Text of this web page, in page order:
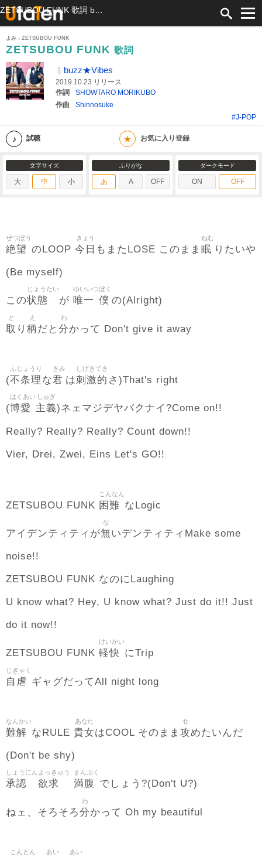
よみ：ZETSUBOU FUNK
ZETSUBOU FUNK 歌詞
buzz★Vibes
2019.10.23 リリース
作詞
SHOWTARO MORIKUBO
作曲
Shinnosuke
#J-POP
試聴 ★ お気に入り登録
文字サイズ
大 中 小
ふりがな
あ A OFF
ダークモード
ON OFF
絶望
ぜつぼう
のLOOP 今日
きょう
もまたLOSE このまま 眠
ねむ
りたいや
(Be myself)
この状態
じょうたい
が 唯一
ゆいいつ
僕
ぼく
の(Alright)
取
と
り 柄
え
だと 分
わ
かって Don't give it away
(不条理
ふじょうり
な君
きみ
は刺激的
しげきてき
さ)That's right
(博愛
はくあい
主義
しゅぎ
)ネェマジデヤバクナイ?Come on!!
Really? Really? Really? Count down!!
Vier, Drei, Zwei, Eins Let's GO!!
ZETSUBOU FUNK 困難
こんなん
なLogic
アイデンティティが無
な
いデンティティMake some
noise!!
ZETSUBOU FUNK なのにLaughing
U know what? Hey, U know what? Just do it!! Just
do it now!!
ZETSUBOU FUNK 軽快
けいかい
にTrip
自虐
じぎゃく
ギャグだってAll night long
難解
なんかい
なRULE 貴女
あなた
はCOOL そのまま 攻
せ
めたいんだ
(Don't be shy)
承認
しょうにん
欲求
よっきゅう
満腹
まんぷく
でしょう?(Don't U?)
ねェ、そろそろ分
わ
かって Oh my beautiful
こんとん あい あい